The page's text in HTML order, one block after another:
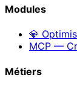
Modules
💎
MCP —
Métiers